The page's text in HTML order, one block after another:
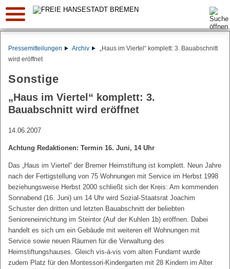
Suche:
Pressemitteilungen Archiv
„Haus im Viertel“ komplett: 3. Bauabschnitt
wird eröffnet
Sonstige
„Haus im Viertel“ komplett: 3.
Bauabschnitt wird eröffnet
14.06.2007
Achtung Redaktionen: Termin 16. Juni, 14 Uhr
Das „Haus im Viertel“ der Bremer Heimstiftung ist komplett. Neun Jahre
nach der Fertigstellung von 75 Wohnungen mit Service im Herbst 1998
beziehungsweise Herbst 2000 schließt sich der Kreis: Am kommenden
Sonnabend (16. Juni) um 14 Uhr wird Sozial-Staatsrat Joachim
Schuster den dritten und letzten Bauabschnitt der beliebten
Senioreneinrichtung im Steintor (Auf der Kuhlen 1b) eröffnen. Dabei
handelt es sich um ein Gebäude mit weiteren elf Wohnungen mit
Service sowie neuen Räumen für die Verwaltung des
Heimstiftungshauses. Gleich vis-á-vis vom alten Fundamt wurde
zudem Platz für den Montessori-Kindergarten mit 28 Kindern im Alter